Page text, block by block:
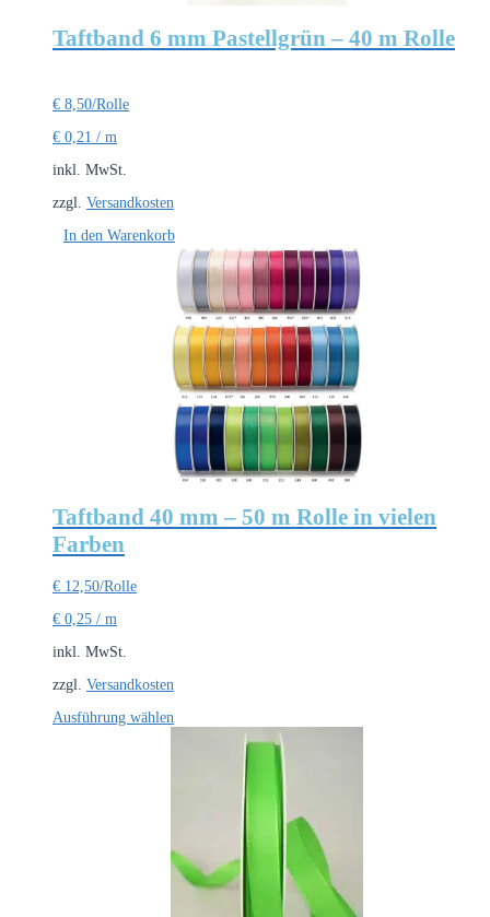
Taftband 6 mm Pastellgrün – 40 m Rolle
€ 8,50/Rolle
€ 0,21 / m
inkl. MwSt.
zzgl. Versandkosten
In den Warenkorb
Taftband 40 mm – 50 m Rolle in vielen
Farben
€ 12,50/Rolle
€ 0,25 / m
inkl. MwSt.
zzgl. Versandkosten
Ausführung wählen
können
auf
der